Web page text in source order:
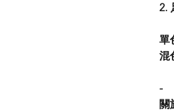
2.
單
混
-
關